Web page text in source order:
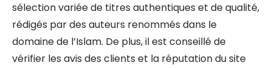
sélection variée de titres authentiques et de qualité,
rédigés par des auteurs renommés dans le
domaine de l’Islam. De plus, il est conseillé de
vérifier les avis des clients et la réputation du site